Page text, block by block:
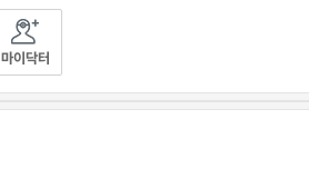
마이닥터